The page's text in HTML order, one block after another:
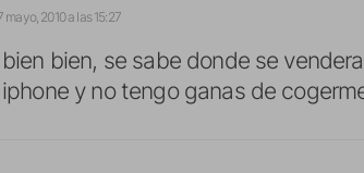
mayo, 2010 a las 15:27
bien bien, se sabe donde se
iphone y no tengo ganas de